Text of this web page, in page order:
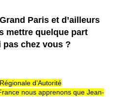
Paris et d’ailleurs
mettre quelque part
pas chez vous ?
d’Autorité
nous apprenons que Jean-